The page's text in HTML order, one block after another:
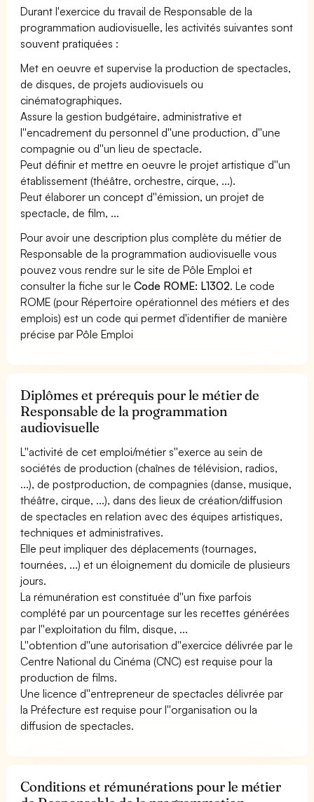
Durant l'exercice du travail de Responsable de la
programmation audiovisuelle, les activités suivantes sont
souvent pratiquées :
Met en oeuvre et supervise la production de spectacles,
de disques, de projets audiovisuels ou
cinématographiques.
Assure la gestion budgétaire, administrative et
l''encadrement du personnel d''une production, d''une
compagnie ou d''un lieu de spectacle.
Peut définir et mettre en oeuvre le projet artistique d''un
établissement (théâtre, orchestre, cirque, ...).
Peut élaborer un concept d''émission, un projet de
spectacle, de film, ...
Pour avoir une description plus complète du métier de
Responsable de la programmation audiovisuelle vous
pouvez vous rendre sur le site de Pôle Emploi et
consulter la fiche sur leCode ROME: L1302. Le code
ROME (pour Répertoire opérationnel des métiers et des
emplois) est un code qui permet d'identifier de manière
précise par Pôle Emploi
Diplômes et prérequis pour le métier de
Responsable de la programmation
audiovisuelle
L''activité de cet emploi/métier s''exerce au sein de
sociétés de production (chaînes de télévision, radios,
...), de postproduction, de compagnies (danse, musique,
théâtre, cirque, ...), dans des lieux de création/diffusion
de spectacles en relation avec des équipes artistiques,
techniques et administratives.
Elle peut impliquer des déplacements (tournages,
tournées, ...) et un éloignement du domicile de plusieurs
jours.
La rémunération est constituée d''un fixe parfois
complété par un pourcentage sur les recettes générées
par l''exploitation du film, disque, ...
L''obtention d''une autorisation d''exercice délivrée par le
Centre National du Cinéma (CNC) est requise pour la
production de films.
Une licence d''entrepreneur de spectacles délivrée par
la Préfecture est requise pour l''organisation ou la
diffusion de spectacles.
Conditions et rémunérations pour le métier